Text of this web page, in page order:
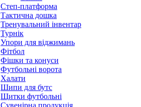
Степ-платформа
Тактична дошка
Тренувальний інвентар
Турнік
Упори для віджимань
Фітбол
Фішки та конуси
Футбольні ворота
Халати
Шипи для бутс
Щитки футбольні
Сувенірна продукція